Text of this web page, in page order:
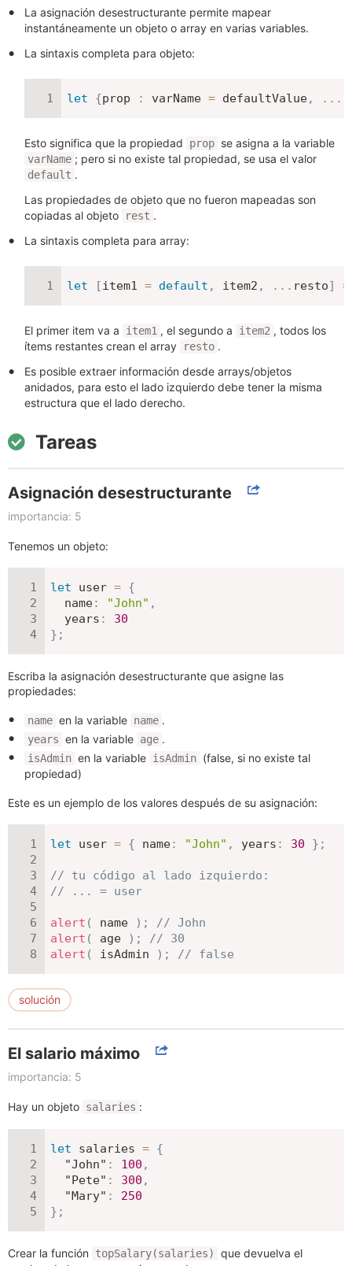
La asignación desestructurante permite mapear
instantáneamente un objeto o array en varias variables.
La sintaxis completa para objeto:
let {prop : varName = defaultValue, ...
Esto significa que la propiedad prop se asigna a la variable
varName ; pero si no existe tal propiedad, se usa el valor
default .
Las propiedades de objeto que no fueron mapeadas son
copiadas al objeto
rest .
La sintaxis completa para array:
let [item1 = default , item2 , ... resto] =
El primer item va a item1 , el segundo a item2 , todos los
ítems restantes crean el array
resto .
Es posible extraer información desde arrays/objetos
anidados, para esto el lado izquierdo debe tener la misma
estructura que el lado derecho.
Tareas
Asignación desestructurante
importancia: 5
Tenemos un objeto:
let user = {
name: "John" ,
years :
30
} ;
Escriba la asignación desestructurante que asigne las
propiedades:
name en la variable name .
years en la variable age .
isAdmin en la variable isAdmin (false, si no existe tal
propiedad)
Este es un ejemplo de los valores después de su asignación:
let user = { name: "John" , years : 30 } ;
// tu código al lado izquierdo:
// ... = user
alert ( name ) ;
// John
alert ( age ) ;
// 30
alert ( isAdmin ) ; // false
solución
El salario máximo
importancia: 5
Hay un objeto salaries :
let salaries = {
"John" : 100 ,
"Pete" : 300 ,
"Mary" :
250
} ;
Crear la función topSalary(salaries)
que devuelva el